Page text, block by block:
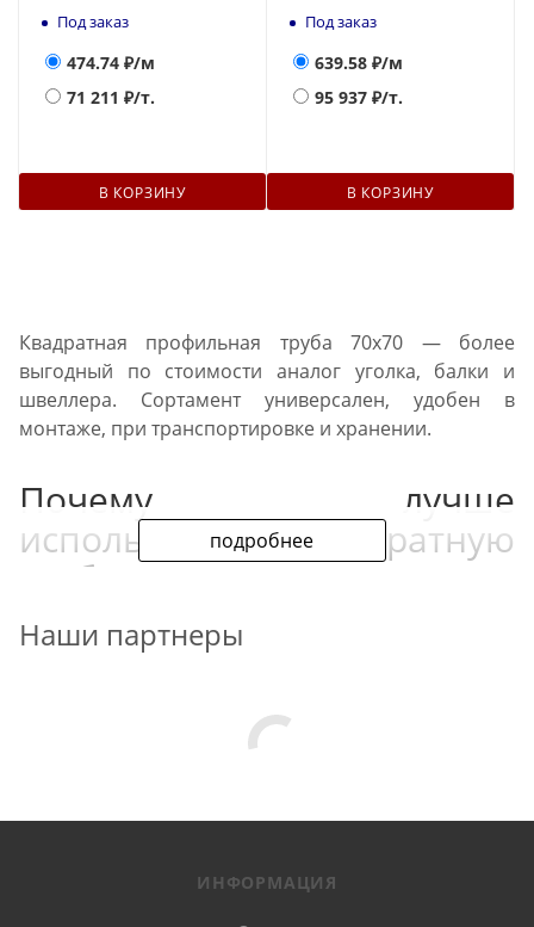
Под заказ
474.74 ₽/м
71 211 ₽/т.
В КОРЗИНУ
Под заказ
639.58 ₽/м
95 937 ₽/т.
В КОРЗИНУ
подробнее
Квадратная профильная труба 70x70 — более
выгодный по стоимости аналог уголка, балки и
швеллера. Сортамент универсален, удобен в
монтаже, при транспортировке и хранении.
Почему лучше
использовать квадратную
трубу 70x70
Прокат выигрывает, в сравнении с круглым
Наши партнеры
ИНФОРМАЦИЯ